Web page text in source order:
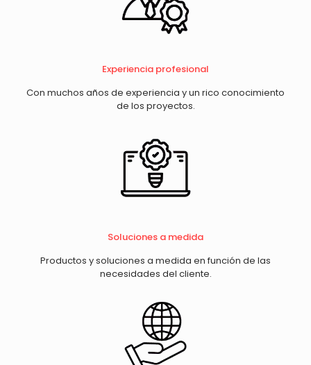
Experiencia profesional
Con muchos años de experiencia y un rico conocimiento
de los proyectos.
Soluciones a medida
Productos y soluciones a medida en función de las
necesidades del cliente.